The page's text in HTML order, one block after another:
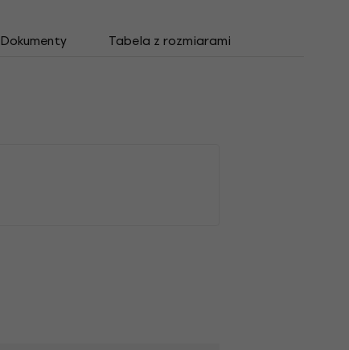
Dokumenty Tabela z rozmiarami